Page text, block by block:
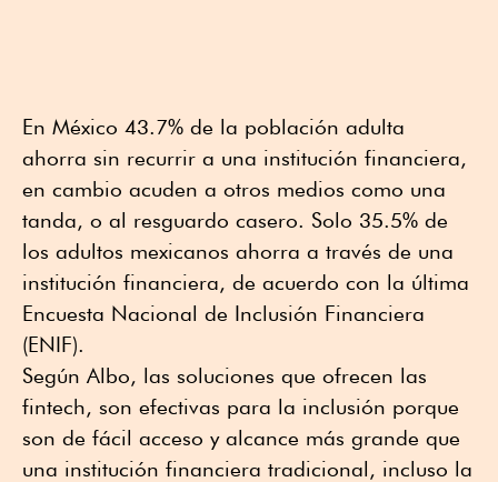
En México 43.7% de la población adulta
ahorra sin recurrir a una institución financiera,
en cambio acuden a otros medios como una
tanda, o al resguardo casero. Solo 35.5% de
los adultos mexicanos ahorra a través de una
institución financiera, de acuerdo con la última
Encuesta Nacional de Inclusión Financiera
(ENIF).
Según Albo, las soluciones que ofrecen las
fintech, son efectivas para la inclusión porque
son de fácil acceso y alcance más grande que
una institución financiera tradicional, incluso la